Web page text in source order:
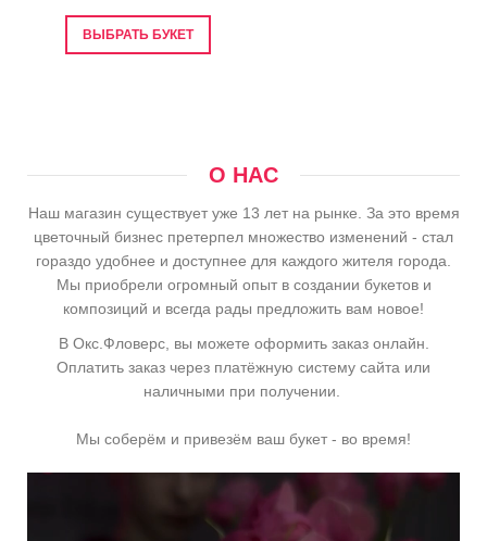
ВЫБРАТЬ БУКЕТ
О НАС
Наш магазин существует уже 13 лет на рынке. За это время
цветочный бизнес претерпел множество изменений - стал
гораздо удобнее и доступнее для каждого жителя города.
Мы приобрели огромный опыт в создании букетов и
композиций и всегда рады предложить вам новое!
В Окс.Фловерс, вы можете оформить заказ онлайн.
Оплатить заказ через платёжную систему сайта или
наличными при получении.
Мы соберём и привезём ваш букет - во время!